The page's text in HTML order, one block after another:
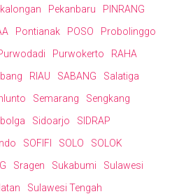
Pekanbaru
PINRANG
Pontianak POSO
Probolinggo
Purwokerto
RAHA
RIAU SABANG
Salatiga
Semarang
Sengkang
Sidoarjo
SIDRAP
SOFIFI SOLO
SOLOK
Sragen Sukabumi
Sulawesi
Sulawesi Tengah